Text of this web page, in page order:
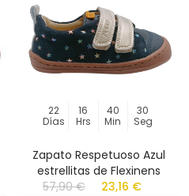
22
Días
16
Hrs
40
Min
30
Seg
Zapato Respetuoso Azul
estrellitas de Flexinens
57,90 €
23,16 €